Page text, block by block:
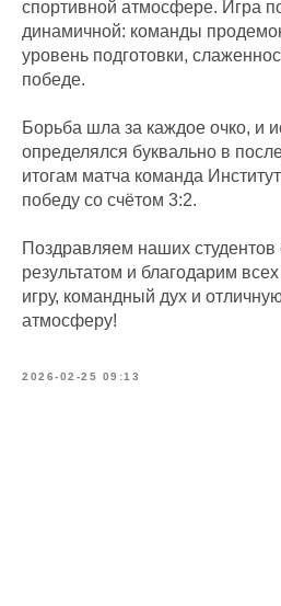
спортивной атмосфере. Игра
динамичной: команды
уровень подготовки,
победе.
Борьба шла за каждое очко, и
определялся буквально в
итогам матча команда
победу со счётом 3:2.
Поздравляем наших
результатом и благодарим
игру, командный дух и
атмосферу!
2026-02-25 09:13